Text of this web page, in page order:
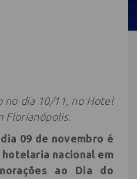
no dia 10/11, no Hotel
Florianópolis.
09 de novembro é
nacional em
ao Dia do